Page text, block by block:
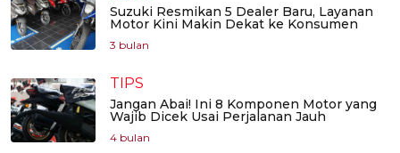
Suzuki Resmikan 5 Dealer Baru, Layanan
Motor Kini Makin Dekat ke Konsumen
3 bulan
TIPS
Jangan Abai! Ini 8 Komponen Motor yang
Wajib Dicek Usai Perjalanan Jauh
4 bulan